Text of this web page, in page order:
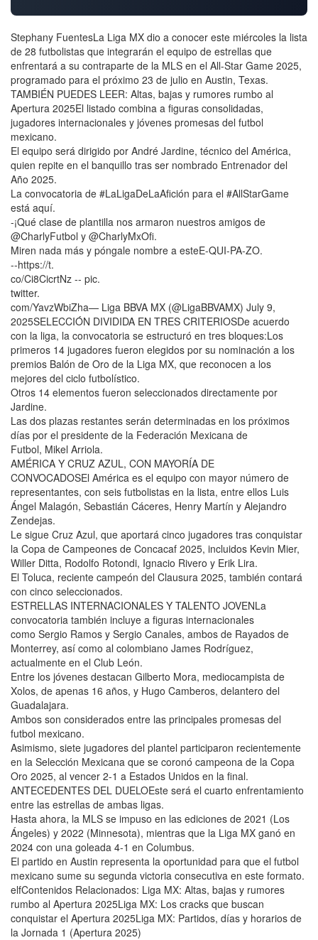
Stephany FuentesLa Liga MX dio a conocer este miércoles la lista
de 28 futbolistas que integrarán el equipo de estrellas que
enfrentará a su contraparte de la MLS en el All-Star Game 2025,
programado para el próximo 23 de julio en Austin, Texas.
TAMBIÉN PUEDES LEER: Altas, bajas y rumores rumbo al
Apertura 2025El listado combina a figuras consolidadas,
jugadores internacionales y jóvenes promesas del futbol
mexicano.
El equipo será dirigido por André Jardine, técnico del América,
quien repite en el banquillo tras ser nombrado Entrenador del
Año 2025.
La convocatoria de #LaLigaDeLaAfición para el #AllStarGame
está aquí.
-¡Qué clase de plantilla nos armaron nuestros amigos de
@CharlyFutbol y @CharlyMxOfi.
Miren nada más y póngale nombre a esteE-QUI-PA-ZO.
--https://t.
co/Ci8CicrtNz -- pic.
twitter.
com/YavzWbiZha— Liga BBVA MX (@LigaBBVAMX) July 9,
2025SELECCIÓN DIVIDIDA EN TRES CRITERIOSDe acuerdo
con la liga, la convocatoria se estructuró en tres bloques:Los
primeros 14 jugadores fueron elegidos por su nominación a los
premios Balón de Oro de la Liga MX, que reconocen a los
mejores del ciclo futbolístico.
Otros 14 elementos fueron seleccionados directamente por
Jardine.
Las dos plazas restantes serán determinadas en los próximos
días por el presidente de la Federación Mexicana de
Futbol, Mikel Arriola.
AMÉRICA Y CRUZ AZUL, CON MAYORÍA DE
CONVOCADOSEl América es el equipo con mayor número de
representantes, con seis futbolistas en la lista, entre ellos Luis
Ángel Malagón, Sebastián Cáceres, Henry Martín y Alejandro
Zendejas.
Le sigue Cruz Azul, que aportará cinco jugadores tras conquistar
la Copa de Campeones de Concacaf 2025, incluidos Kevin Mier,
Willer Ditta, Rodolfo Rotondi, Ignacio Rivero y Erik Lira.
El Toluca, reciente campeón del Clausura 2025, también contará
con cinco seleccionados.
ESTRELLAS INTERNACIONALES Y TALENTO JOVENLa
convocatoria también incluye a figuras internacionales
como Sergio Ramos y Sergio Canales, ambos de Rayados de
Monterrey, así como al colombiano James Rodríguez,
actualmente en el Club León.
Entre los jóvenes destacan Gilberto Mora, mediocampista de
Xolos, de apenas 16 años, y Hugo Camberos, delantero del
Guadalajara.
Ambos son considerados entre las principales promesas del
futbol mexicano.
Asimismo, siete jugadores del plantel participaron recientemente
en la Selección Mexicana que se coronó campeona de la Copa
Oro 2025, al vencer 2-1 a Estados Unidos en la final.
ANTECEDENTES DEL DUELOEste será el cuarto enfrentamiento
entre las estrellas de ambas ligas.
Hasta ahora, la MLS se impuso en las ediciones de 2021 (Los
Ángeles) y 2022 (Minnesota), mientras que la Liga MX ganó en
2024 con una goleada 4-1 en Columbus.
El partido en Austin representa la oportunidad para que el futbol
mexicano sume su segunda victoria consecutiva en este formato.
elfContenidos Relacionados: Liga MX: Altas, bajas y rumores
rumbo al Apertura 2025Liga MX: Los cracks que buscan
conquistar el Apertura 2025Liga MX: Partidos, días y horarios de
la Jornada 1 (Apertura 2025)